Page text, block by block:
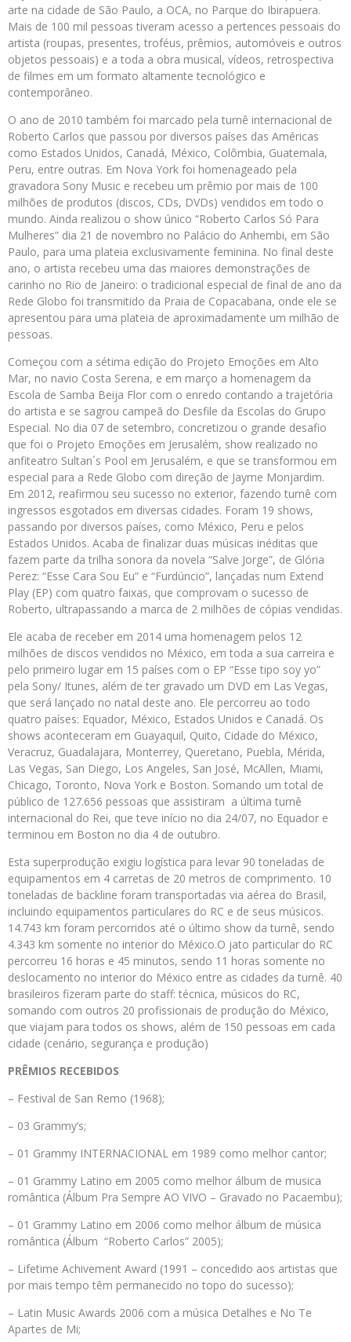
arte na cidade de São Paulo, a OCA, no Parque do Ibirapuera.
Mais de 100 mil pessoas tiveram acesso a pertences pessoais do
artista (roupas, presentes, troféus, prêmios, automóveis e outros
objetos pessoais) e a toda a obra musical, vídeos, retrospectiva
de filmes em um formato altamente tecnológico e
contemporâneo.
O ano de 2010 também foi marcado pela turnê internacional de
Roberto Carlos que passou por diversos países das Américas
como Estados Unidos, Canadá, México, Colômbia, Guatemala,
Peru, entre outras. Em Nova York foi homenageado pela
gravadora Sony Music e recebeu um prêmio por mais de 100
milhões de produtos (discos, CDs, DVDs) vendidos em todo o
mundo. Ainda realizou o show único “Roberto Carlos Só Para
Mulheres” dia 21 de novembro no Palácio do Anhembi, em São
Paulo, para uma plateia exclusivamente feminina. No final deste
ano, o artista recebeu uma das maiores demonstrações de
carinho no Rio de Janeiro: o tradicional especial de final de ano da
Rede Globo foi transmitido da Praia de Copacabana, onde ele se
apresentou para uma plateia de aproximadamente um milhão de
pessoas.
Começou com a sétima edição do Projeto Emoções em Alto
Mar, no navio Costa Serena, e em março a homenagem da
Escola de Samba Beija Flor com o enredo contando a trajetória
do artista e se sagrou campeã do Desfile da Escolas do Grupo
Especial. No dia 07 de setembro, concretizou o grande desafio
que foi o Projeto Emoções em Jerusalém, show realizado no
anfiteatro Sultan´s Pool em Jerusalém, e que se transformou em
especial para a Rede Globo com direção de Jayme Monjardim.
Em 2012, reafirmou seu sucesso no exterior, fazendo turnê com
ingressos esgotados em diversas cidades. Foram 19 shows,
passando por diversos países, como México, Peru e pelos
Estados Unidos. Acaba de finalizar duas músicas inéditas que
fazem parte da trilha sonora da novela “Salve Jorge”, de Glória
Perez: “Esse Cara Sou Eu” e “Furdúncio”, lançadas num Extend
Play (EP) com quatro faixas, que comprovam o sucesso de
Roberto, ultrapassando a marca de 2 milhões de cópias vendidas.
Ele acaba de receber em 2014 uma homenagem pelos 12
milhões de discos vendidos no México, em toda a sua carreira e
pelo primeiro lugar em 15 países com o EP “Esse tipo soy yo”
pela Sony/ Itunes, além de ter gravado um DVD em Las Vegas,
que será lançado no natal deste ano. Ele percorreu ao todo
quatro países: Equador, México, Estados Unidos e Canadá. Os
shows aconteceram em Guayaquil, Quito, Cidade do México,
Veracruz, Guadalajara, Monterrey, Queretano, Puebla, Mérida,
Las Vegas, San Diego, Los Angeles, San José, McAllen, Miami,
Chicago, Toronto, Nova York e Boston. Somando um total de
público de 127.656 pessoas que assistiram a última turnê
internacional do Rei, que teve início no dia 24/07, no Equador e
terminou em Boston no dia 4 de outubro.
Esta superprodução exigiu logística para levar 90 toneladas de
equipamentos em 4 carretas de 20 metros de comprimento. 10
toneladas de backline foram transportadas via aérea do Brasil,
incluindo equipamentos particulares do RC e de seus músicos.
14.743 km foram percorridos até o último show da turnê, sendo
4.343 km somente no interior do México.O jato particular do RC
percorreu 16 horas e 45 minutos, sendo 11 horas somente no
deslocamento no interior do México entre as cidades da turnê. 40
brasileiros fizeram parte do staff: técnica, músicos do RC,
somando com outros 20 profissionais de produção do México,
que viajam para todos os shows, além de 150 pessoas em cada
cidade (cenário, segurança e produção)
PRÊMIOS RECEBIDOS
– Festival de San Remo (1968);
– 03 Grammy’s;
– 01 Grammy INTERNACIONAL em 1989 como melhor cantor;
– 01 Grammy Latino em 2005 como melhor álbum de musica
romântica (Álbum Pra Sempre AO VIVO – Gravado no Pacaembu);
– 01 Grammy Latino em 2006 como melhor álbum de música
romântica (Álbum “Roberto Carlos” 2005);
– Lifetime Achivement Award (1991 – concedido aos artistas que
por mais tempo têm permanecido no topo do sucesso);
– Latin Music Awards 2006 com a música Detalhes e No Te
Apartes de Mi;